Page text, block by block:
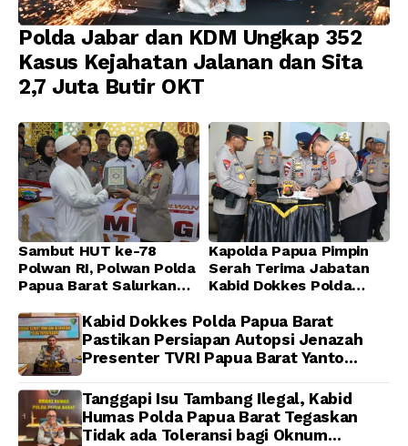
Polda Jabar dan KDM Ungkap 352
Kasus Kejahatan Jalanan dan Sita
2,7 Juta Butir OKT
Sambut HUT ke-78
Polwan RI, Polwan Polda
Papua Barat Salurkan
Ibadah Bersama di
Masjid Al-Muhajirin
Kapolda Papua Pimpin
Serah Terima Jabatan
Kabid Dokkes Polda
Kabid Dokkes Polda Papua Barat
Pastikan Persiapan Autopsi Jenazah
Presenter TVRI Papua Barat Yanto
Dijadwalkan Kamis
Tanggapi Isu Tambang Ilegal, Kabid
Humas Polda Papua Barat Tegaskan
Tidak ada Toleransi bagi Oknum